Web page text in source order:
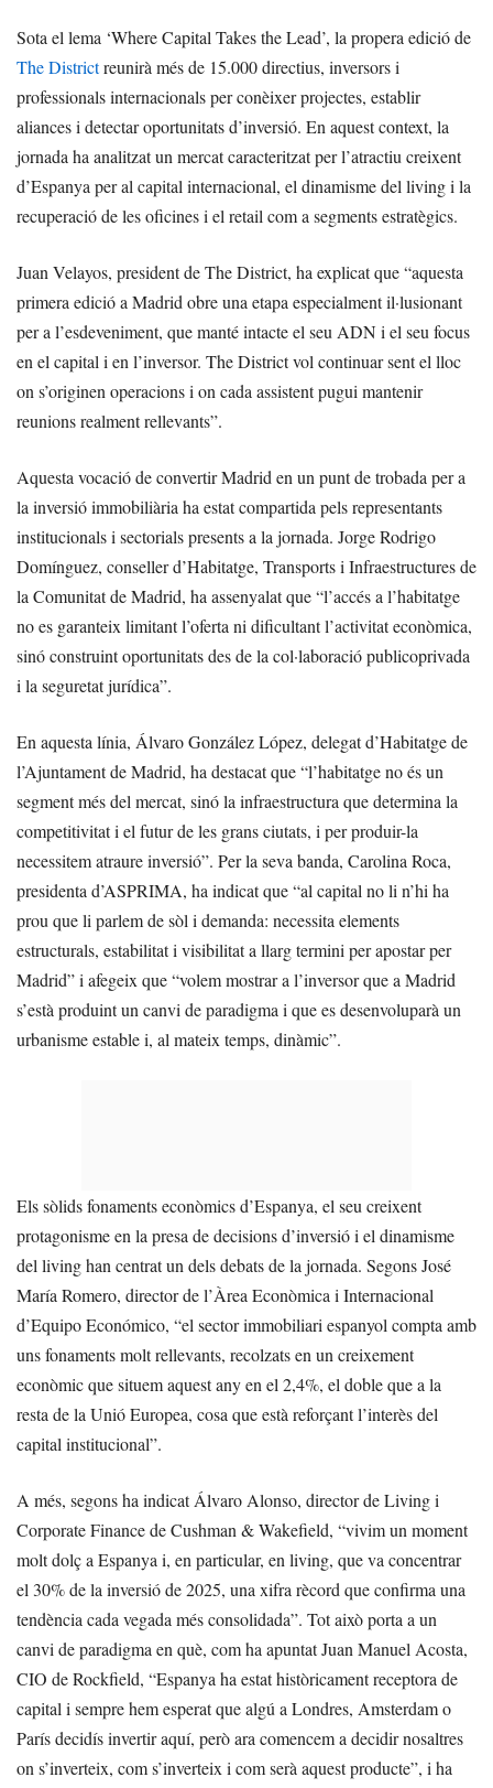
Sota el lema ‘Where Capital Takes the Lead’, la propera edició de
The Districtreunirà més de 15.000 directius, inversors i
professionals internacionals per conèixer projectes, establir
aliances i detectar oportunitats d’inversió. En aquest context, la
jornada ha analitzat un mercat caracteritzat per l’atractiu creixent
d’Espanya per al capital internacional, el dinamisme del living i la
recuperació de les oficines i el retail com a segments estratègics.
Juan Velayos, president de The District, ha explicat que “aquesta
primera edició a Madrid obre una etapa especialment il·lusionant
per a l’esdeveniment, que manté intacte el seu ADN i el seu focus
en el capital i en l’inversor. The District vol continuar sent el lloc
on s’originen operacions i on cada assistent pugui mantenir
reunions realment rellevants”.
Aquesta vocació de convertir Madrid en un punt de trobada per a
la inversió immobiliària ha estat compartida pels representants
institucionals i sectorials presents a la jornada. Jorge Rodrigo
Domínguez, conseller d’Habitatge, Transports i Infraestructures de
la Comunitat de Madrid, ha assenyalat que “l’accés a l’habitatge
no es garanteix limitant l’oferta ni dificultant l’activitat econòmica,
sinó construint oportunitats des de la col·laboració publicoprivada
i la seguretat jurídica”.
En aquesta línia, Álvaro González López, delegat d’Habitatge de
l’Ajuntament de Madrid, ha destacat que “l’habitatge no és un
segment més del mercat, sinó la infraestructura que determina la
competitivitat i el futur de les grans ciutats, i per produir-la
necessitem atraure inversió”. Per la seva banda, Carolina Roca,
presidenta d’ASPRIMA, ha indicat que “al capital no li n’hi ha
prou que li parlem de sòl i demanda: necessita elements
estructurals, estabilitat i visibilitat a llarg termini per apostar per
Madrid” i afegeix que “volem mostrar a l’inversor que a Madrid
s’està produint un canvi de paradigma i que es desenvoluparà un
urbanisme estable i, al mateix temps, dinàmic”.
Els sòlids fonaments econòmics d’Espanya, el seu creixent
protagonisme en la presa de decisions d’inversió i el dinamisme
del living han centrat un dels debats de la jornada. Segons José
María Romero, director de l’Àrea Econòmica i Internacional
d’Equipo Económico, “el sector immobiliari espanyol compta amb
uns fonaments molt rellevants, recolzats en un creixement
econòmic que situem aquest any en el 2,4%, el doble que a la
resta de la Unió Europea, cosa que està reforçant l’interès del
capital institucional”.
A més, segons ha indicat Álvaro Alonso, director de Living i
Corporate Finance de Cushman & Wakefield, “vivim un moment
molt dolç a Espanya i, en particular, en living, que va concentrar
el 30% de la inversió de 2025, una xifra rècord que confirma una
tendència cada vegada més consolidada”. Tot això porta a un
canvi de paradigma en què, com ha apuntat Juan Manuel Acosta,
CIO de Rockfield, “Espanya ha estat històricament receptora de
capital i sempre hem esperat que algú a Londres, Amsterdam o
París decidís invertir aquí, però ara comencem a decidir nosaltres
on s’inverteix, com s’inverteix i com serà aquest producte”, i ha